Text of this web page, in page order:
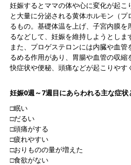
妊娠するとママの体や心に変化が起こ
と大量に分泌される黄体ホルモン（プ
るもの。基礎体温を上げ、子宮内膜を
るなどして、妊娠を維持しようとしま
また、プロゲステロンには内臓や血
るめる作用があり、胃腸や血管の収縮
快症状や便秘、頭痛などが起こりやす
妊娠0週～7週目にあらわれる主な症状
□眠い
□だるい
□頭痛がする
□疲れやすい
□おりものの量が増えた
□食欲がない